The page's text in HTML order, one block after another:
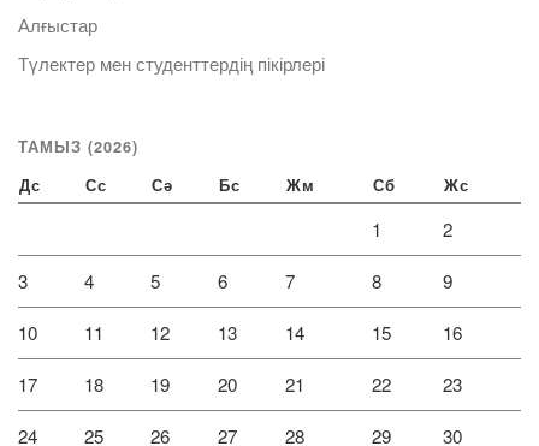
Алғыстар
Түлектер мен студенттердің пікірлері
ТАМЫЗ (2026)
Дс Сс Сә Бс Жм Сб Жс
1 2
3 4 5 6 7 8 9
10 11 12 13 14 15 16
17 18 19 20 21 22 23
24 25 26 27 28 29 30